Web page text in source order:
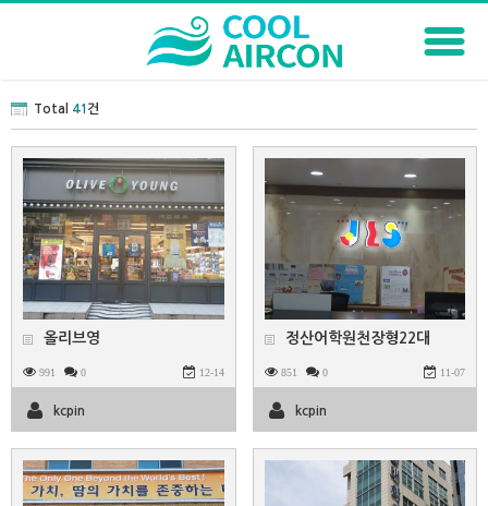
Total 41 건
올리브영
991 0 12-14
kcpin
정산어학원천장형22대
851 0 11-07
kcpin